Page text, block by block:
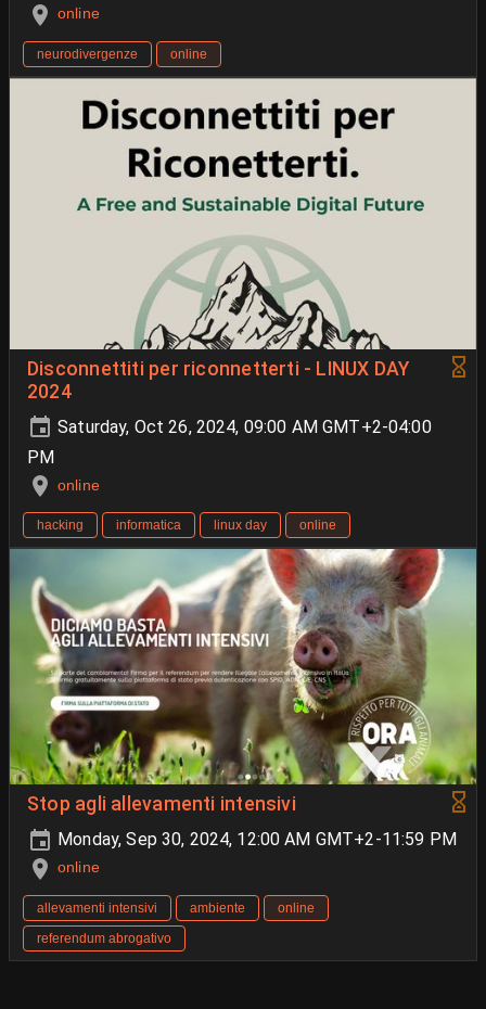
online
neurodivergenze online
Disconnettiti per riconnetterti - LINUX DAY
2024
Saturday, Oct 26, 2024, 09:00 AM GMT+2-04:00
PM
online
hacking informatica linux day online
Stop agli allevamenti intensivi
Monday, Sep 30, 2024, 12:00 AM GMT+2-11:59 PM
online
allevamenti intensivi ambiente
online
referendum abrogativo